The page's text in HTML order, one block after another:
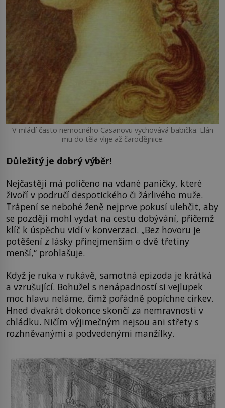
V mládí často nemocného Casanovu vychovává babička. Elán
mu do těla vlije až čarodějnice.
Důležitý je dobrý výběr!
Nejčastěji má políčeno na vdané paničky, které
živoří v područí despotického či žárlivého muže.
Trápení se nebohé ženě nejprve pokusí ulehčit, aby
se později mohl vydat na cestu dobývání, přičemž
klíč k úspěchu vidí v konverzaci. „Bez hovoru je
potěšení z lásky přinejmenším o dvě třetiny
menší,“ prohlašuje.
Když je ruka v rukávě, samotná epizoda je krátká
a vzrušující. Bohužel s nenápadností si vejlupek
moc hlavu neláme, čímž pořádně popíchne církev.
Hned dvakrát dokonce skončí za nemravnosti v
chládku. Ničím výjimečným nejsou ani střety s
rozhněvanými a podvedenými manžílky.